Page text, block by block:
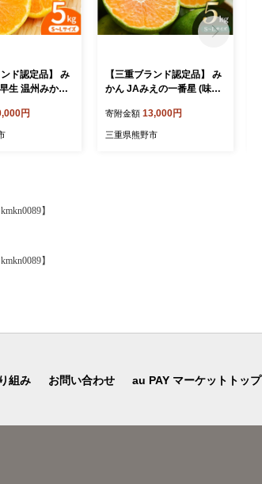
ンド認定品】 み
生 温州みかん
ん ミカン 蜜柑
州ミカン 柑橘
め 三重県 熊
円
【三重ブランド認定品】 み
かん JAみえの一番星 (味一
イズ 光センサー選果 | みか
ん ミカン 蜜柑 温州みかん
寄附金額 13,000円
三重県熊野市
】
】
組み お問い合わせ au PAY マーケットトップ